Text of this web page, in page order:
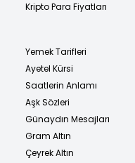
Kripto Para Fiyatları
Yemek Tarifleri
Ayetel Kürsi
Saatlerin Anlamı
Aşk Sözleri
Günaydın Mesajları
Gram Altın
Çeyrek Altın